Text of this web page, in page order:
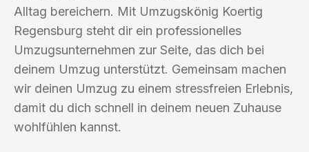
Alltag bereichern. Mit Umzugskönig Koertig
Regensburg steht dir ein professionelles
Umzugsunternehmen zur Seite, das dich bei
deinem Umzug unterstützt. Gemeinsam machen
wir deinen Umzug zu einem stressfreien Erlebnis,
damit du dich schnell in deinem neuen Zuhause
wohlfühlen kannst.